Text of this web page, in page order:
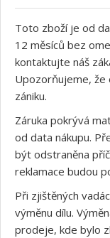
Toto zboží je od
12 měsíců bez
kontaktujte náš
Upozorňujeme, že
zániku.
Záruka pokrývá
od data nákupu.
být odstraněna
reklamace budou
Při zjištěných
výměnu dílu.
prodeje, kde bylo